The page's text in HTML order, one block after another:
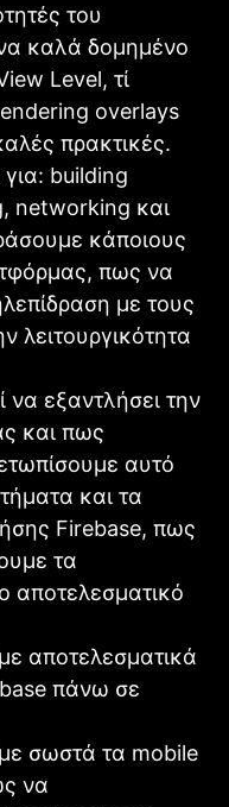
του
καλά δομημένο
Level, τί
overlays
πρακτικές.
building
networking και
κάποιους
πως να
με τους
λειτουργικότητα
εξαντλήσει την
και πως
αυτό
και τα
Firebase, πως
τα
αποτελεσματικό
αποτελεσματικά
πάνω σε
σωστά τα mobile
να